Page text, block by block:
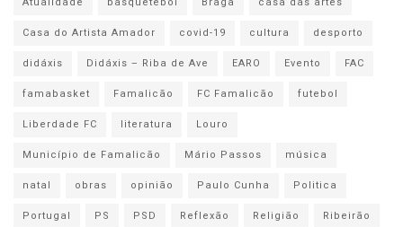
Casa do Artista Amador
covid-19 cultura
desporto
didáxis
Didáxis – Riba de Ave EARO Evento
FAC
famabasket
Famalicão FC Famalicão
futebol
Liberdade FC
literatura
Louro
Município de Famalicão
Mário Passos
música
natal
obras opinião Paulo Cunha
Politica
Portugal
PS PSD Reflexão Religião
Ribeirão